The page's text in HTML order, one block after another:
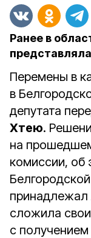
Ранее в
Перемены в
в
депутата
Хтею.
на
комиссии, об
принадлежал
сложила
с